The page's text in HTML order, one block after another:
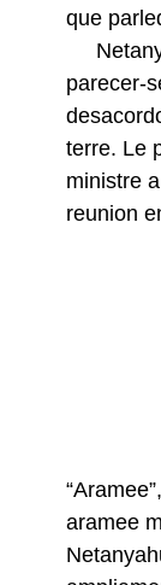
que
parecer-
terre. Le
ministre
reunion
aramee